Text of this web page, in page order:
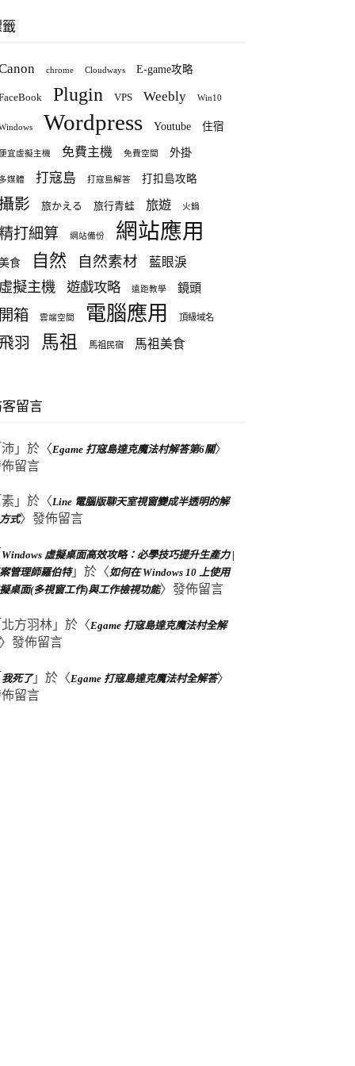
chrome Cloudways E-game攻略
Plugin VPS Weebly Win10
Wordpress Youtube 住宿
宜虛擬主機 免費主機 免費空間 外掛
媒體 打寇島 打寇島解答 打扣島攻略
影 旅かえる 旅行青蛙 旅遊 火鍋
打細算 網站備份 網站應用
食 自然 自然素材 藍眼淚
擬主機 遊戲攻略 遠距教學 鏡頭
箱 雲端空間 電腦應用 頂級域名
羽 馬祖 馬祖民宿 馬祖美食
留言
沛 」於〈Egame 打寇島達克魔法村解答第6關〉
留言
素 」於〈Line 電腦版聊天室視窗變成半透明的解
式〉發佈留言
Windows 虛擬桌面高效攻略：必學技巧提升生產力 |
管理師羅伯特」於〈 如何在 Windows 10 上使用
桌面(多視窗工作)與工作檢視功能〉發佈留言
北方羽林 」於〈Egame 打寇島達克魔法村全解
〉發佈留言
我死了」於〈Egame 打寇島達克魔法村全解答〉
留言